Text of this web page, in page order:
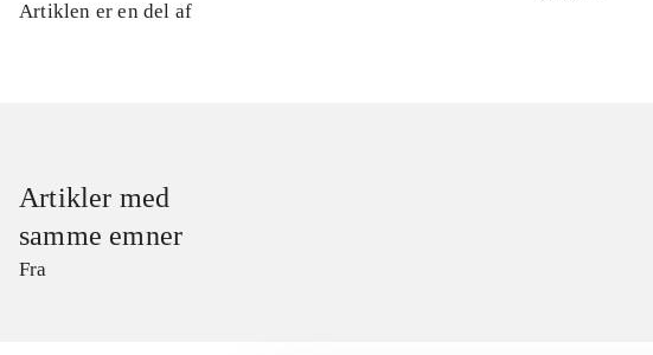
Artiklen er en del af
Artikler med
samme emner
Fra